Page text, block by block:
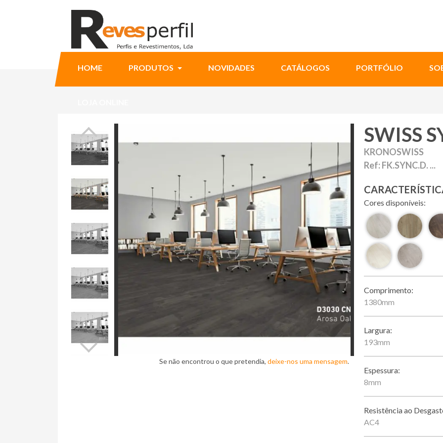
HOME PRODUTOS NOVIDADES CATÁLOGOS PORTFÓLIO
Se não encontrou o que pretendia, deixe-nos uma mensagem.
SWISS
KRONOSWISS
Ref: FK.SYNC.D. ...
Cores disponíveis:
Comprimento:
1380mm
Largura:
193mm
Espessura:
8mm
Resistência ao
AC4